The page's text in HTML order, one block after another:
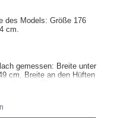
des Models: Größe 176
cm
gemessen: Breite unter
cm, Breite an den Hüften